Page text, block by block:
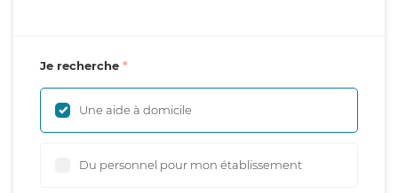
Je recherche
Une aide à domicile
Du personnel pour mon établissement